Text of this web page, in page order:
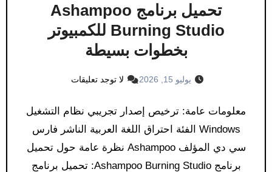
تحميل برنامج Ashampoo
Burning Studio للكمبيوتر
بخطوات بسيطة
يوليو 15, 2026 لا توجد تعليقات
معلومات عامة: ترخيص إصدار تجريبي نظام التشغيل
Windows الفئة احتراق اللغة العربية الناشر فارس
سي دي المؤلف Ashampoo نظرة عامة حول تحميل
برنامج Ashampoo Burning Studio: تحميل برنامج